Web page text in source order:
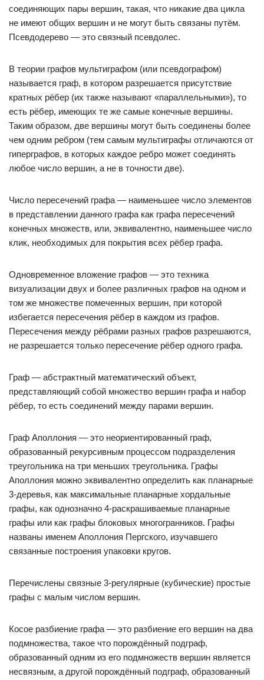
соединяющих пары вершин, такая, что никакие два цикла
не имеют общих вершин и не могут быть связаны путём.
Псевдодерево — это связный псевдолес.
В теории графов мультиграфом (или псевдографом)
называется граф, в котором разрешается присутствие
кратных рёбер (их также называют «параллельными»), то
есть рёбер, имеющих те же самые конечные вершины.
Таким образом, две вершины могут быть соединены более
чем одним ребром (тем самым мультиграфы отличаются от
гиперграфов, в которых каждое ребро может соединять
любое число вершин, а не в точности две).
Число пересечений графа — наименьшее число элементов
в представлении данного графа как графа пересечений
конечных множеств, или, эквивалентно, наименьшее число
клик, необходимых для покрытия всех рёбер графа.
Одновременное вложение графов — это техника
визуализации двух и более различных графов на одном и
том же множестве помеченных вершин, при которой
избегается пересечения рёбер в каждом из графов.
Пересечения между рёбрами разных графов разрешаются,
не разрешается только пересечение рёбер одного графа.
Граф — абстрактный математический объект,
представляющий собой множество вершин графа и набор
рёбер, то есть соединений между парами вершин.
Граф Аполлония — это неориентированный граф,
образованный рекурсивным процессом подразделения
треугольника на три меньших треугольника. Графы
Аполлония можно эквивалентно определить как планарные
3-деревья, как максимальные планарные хордальные
графы, как однозначно 4-раскрашиваемые планарные
графы или как графы блоковых многогранников. Графы
названы именем Аполлония Пергского, изучавшего
связанные построения упаковки кругов.
Перечислены связные 3-регулярные (кубические) простые
графы с малым числом вершин.
Косое разбиение графа — это разбиение его вершин на два
подмножества, такое что порождённый подграф,
образованный одним из его подмножеств вершин является
несвязным, а другой порождённый подграф, образованный